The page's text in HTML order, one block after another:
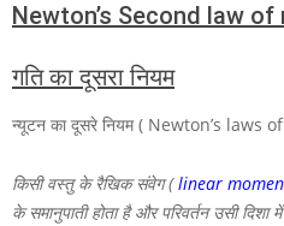
Newton’s Second law
गति का दूसरा नियम
न्यूटन का दूसरे नियम ( Newton’s laws of
किसी वस्तु के रैखिक संवेग (linear
के समानुपाती होता है और परिवर्तन उसी दिशा